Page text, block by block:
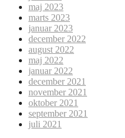
maj 2023
marts 2023
januar 2023
december 2022
august 2022
maj 2022
januar 2022
december 2021
november 2021
oktober 2021
september 2021
juli 2021